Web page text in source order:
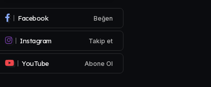
Facebook Beğen
Instagram Takip et
YouTube Abone Ol